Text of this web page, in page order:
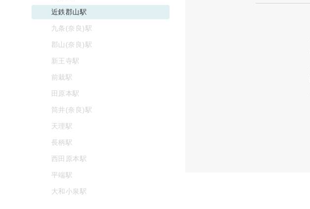
近鉄郡山駅
九条(奈良)駅
郡山(奈良)駅
新王寺駅
前栽駅
田原本駅
筒井(奈良)駅
天理駅
長柄駅
西田原本駅
平端駅
大和小泉駅